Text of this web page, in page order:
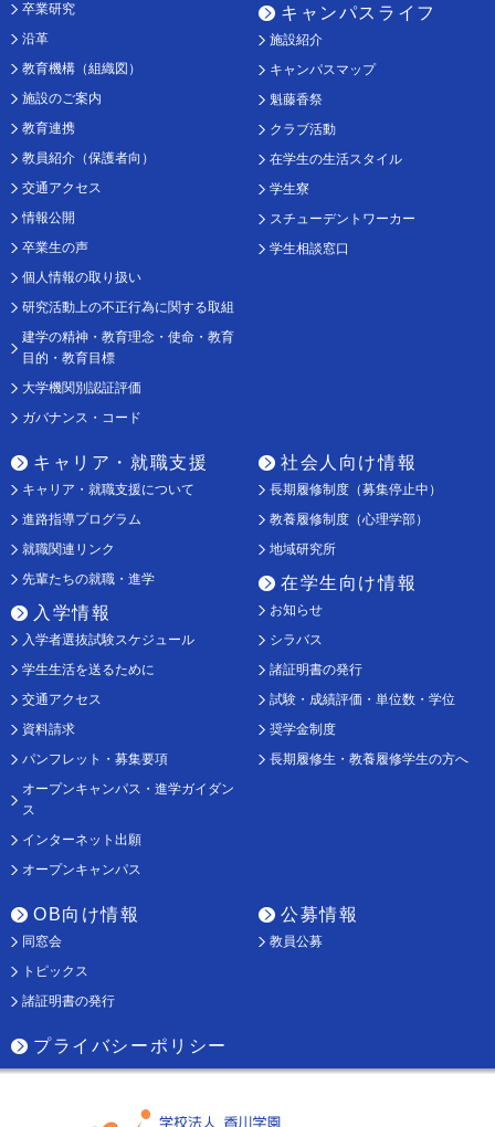
卒業研究
沿革
教育機構（組織図）
施設のご案内
教育連携
教員紹介（保護者向）
交通アクセス
情報公開
卒業生の声
個人情報の取り扱い
研究活動上の不正行為に関する取組
建学の精神・教育理念・使命・教育
目的・教育目標
大学機関別認証評価
ガバナンス・コード
キャンパスライフ
施設紹介
キャンパスマップ
魁藤香祭
クラブ活動
在学生の生活スタイル
学生寮
スチューデントワーカー
学生相談窓口
キャリア・就職支援
キャリア・就職支援について
進路指導プログラム
就職関連リンク
先輩たちの就職・進学
入学情報
入学者選抜試験スケジュール
学生生活を送るために
交通アクセス
資料請求
パンフレット・募集要項
オープンキャンパス・進学ガイダン
ス
インターネット出願
オープンキャンパス
社会人向け情報
長期履修制度（募集停止中）
教養履修制度（心理学部）
地域研究所
在学生向け情報
お知らせ
シラバス
諸証明書の発行
試験・成績評価・単位数・学位
奨学金制度
長期履修生・教養履修学生の方へ
OB向け情報
同窓会
トピックス
諸証明書の発行
公募情報
教員公募
プライバシーポリシー